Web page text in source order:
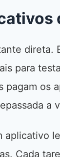
direta.
para
pagam os
a
Cada